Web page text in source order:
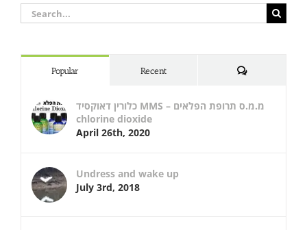
Search
for:
Popular Recent Comments
כלורין דאוקסיד MMS – מ.מ.ס תרופת הפלאים
chlorine dioxide
April 26th, 2020
Undress and wake up
July 3rd, 2018